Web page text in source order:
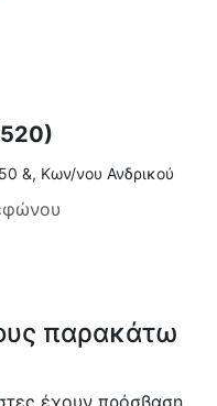
&, Κων/νου Ανδρικού
παρακάτω